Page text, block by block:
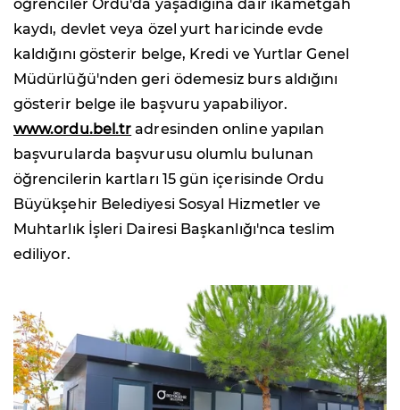
öğrenciler Ordu'da yaşadığına dair ikametgâh
kaydı, devlet veya özel yurt haricinde evde
kaldığını gösterir belge, Kredi ve Yurtlar Genel
Müdürlüğü'nden geri ödemesiz burs aldığını
gösterir belge ile başvuru yapabiliyor.
www.ordu.bel.tr adresinden online yapılan
başvurularda başvurusu olumlu bulunan
öğrencilerin kartları 15 gün içerisinde Ordu
Büyükşehir Belediyesi Sosyal Hizmetler ve
Muhtarlık İşleri Dairesi Başkanlığı'nca teslim
ediliyor.